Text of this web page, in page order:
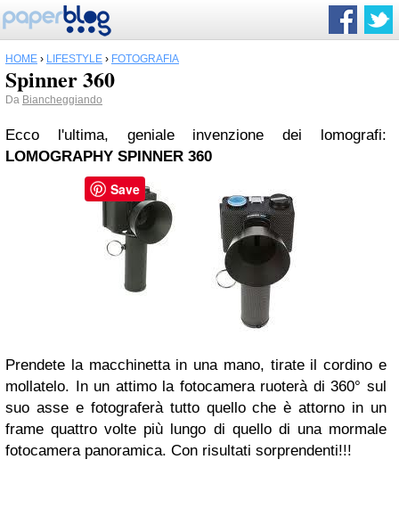
HOME › LIFESTYLE › FOTOGRAFIA
Spinner 360
Da Biancheggiando
Ecco l'ultima, geniale invenzione dei lomografi:
LOMOGRAPHY SPINNER 360
Prendete la macchinetta in una mano, tirate il cordino e
mollatelo. In un attimo la fotocamera ruoterà di 360° sul
suo asse e fotograferà tutto quello che è attorno in un
frame quattro volte più lungo di quello di una mormale
fotocamera panoramica. Con risultati sorprendenti!!!
Save